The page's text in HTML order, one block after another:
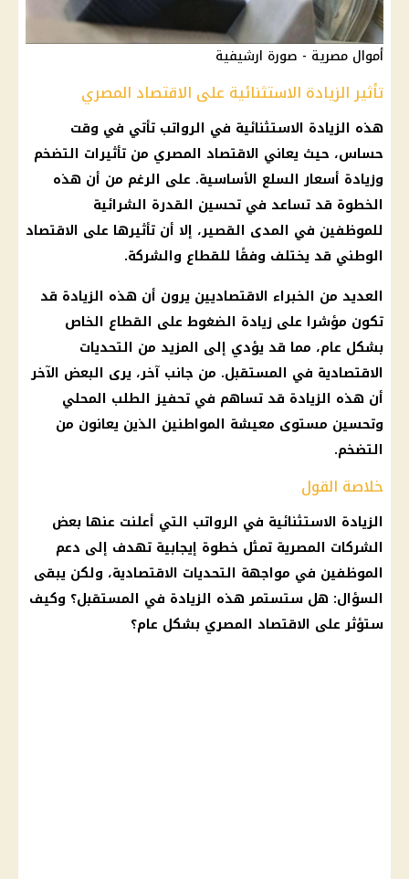
أموال مصرية - صورة ارشيفية
تأثير الزيادة الاستثنائية على الاقتصاد المصري
هذه الزيادة الاستثنائية في الرواتب تأتي في وقت
حساس، حيث يعاني الاقتصاد المصري من تأثيرات التضخم
وزيادة أسعار السلع الأساسية. على الرغم من أن هذه
الخطوة قد تساعد في تحسين القدرة الشرائية
للموظفين في المدى القصير، إلا أن تأثيرها على الاقتصاد
الوطني قد يختلف وفقًا للقطاع والشركة.
العديد من الخبراء الاقتصاديين يرون أن هذه الزيادة قد
تكون مؤشرا على زيادة الضغوط على القطاع الخاص
بشكل عام، مما قد يؤدي إلى المزيد من التحديات
الاقتصادية في المستقبل. من جانب آخر، يرى البعض الآخر
أن هذه الزيادة قد تساهم في تحفيز الطلب المحلي
وتحسين مستوى معيشة المواطنين الذين يعانون من
التضخم.
خلاصة القول
الزيادة الاستثنائية في الرواتب التي أعلنت عنها بعض
الشركات المصرية تمثل خطوة إيجابية تهدف إلى دعم
الموظفين في مواجهة التحديات الاقتصادية، ولكن يبقى
السؤال: هل ستستمر هذه الزيادة في المستقبل؟ وكيف
ستؤثر على الاقتصاد المصري بشكل عام؟